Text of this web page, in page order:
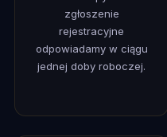
zgłoszenie
rejestracyjne
odpowiadamy w ciągu
jednej doby roboczej.